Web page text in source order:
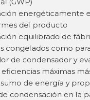
energéticamente
del producto
equilibrado de
congelados como
de condensador y
máximas
de energía y
condensación en la